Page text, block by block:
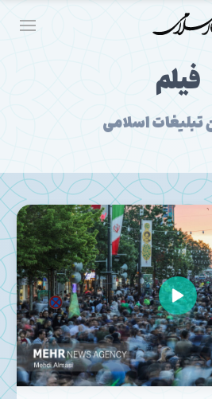
فیلم
تبلیغات اسلامی